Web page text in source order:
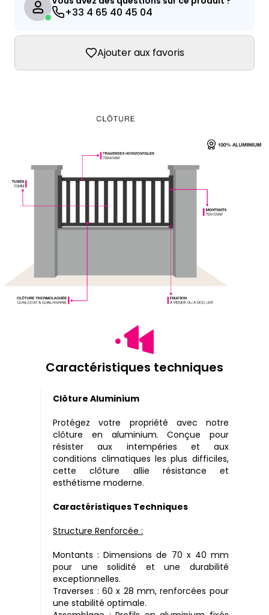
+33 4 65 40 45 04
Ajouter aux favoris
Caractéristiques techniques
Clôture Aluminium
Protégez votre propriété avec notre
clôture en aluminium. Conçue pour
résister aux intempéries et aux
conditions climatiques les plus difficiles,
cette clôture allie résistance et
esthétisme moderne.
Caractéristiques Techniques
Structure Renforcée :
Montants : Dimensions de 70 x 40 mm
pour une solidité et une durabilité
exceptionnelles.
Traverses : 60 x 28 mm, renforcées pour
une stabilité optimale.